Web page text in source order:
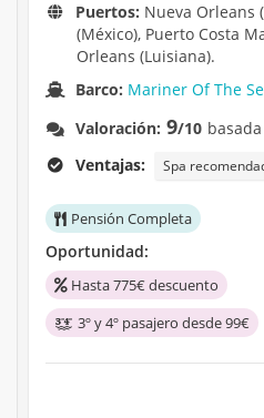
Puertos: Nueva Orleans
(México), Puerto Costa
Orleans (Luisiana).
Barco: Mariner Of The
Valoración: 9/10
Ventajas:
Spa
Pensión Completa
Oportunidad:
Hasta 775€ descuento
3º y 4º pasajero desde 99€